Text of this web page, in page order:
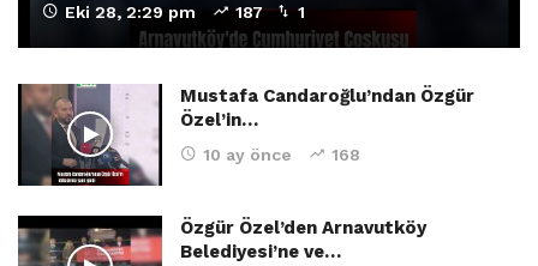
Eki 28, 2:29 pm 187 1
Mustafa Candaroğlu’ndan Özgür
Özel’in…
10 ay önce 168
Özgür Özel’den Arnavutköy
Belediyesi’ne ve…